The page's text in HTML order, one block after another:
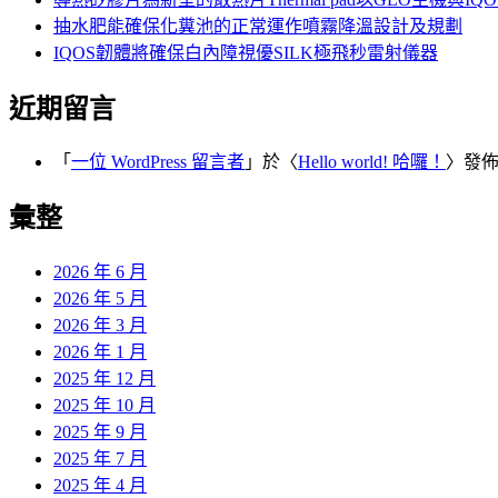
抽水肥能確保化糞池的正常運作噴霧降溫設計及規劃
IQOS韌體將確保白內障視優SILK極飛秒雷射儀器
近期留言
「 一位 WordPress 留言者 」於〈Hello world! 哈囉！ 〉發
彙整
2026 年 6 月
2026 年 5 月
2026 年 3 月
2026 年 1 月
2025 年 12 月
2025 年 10 月
2025 年 9 月
2025 年 7 月
2025 年 4 月